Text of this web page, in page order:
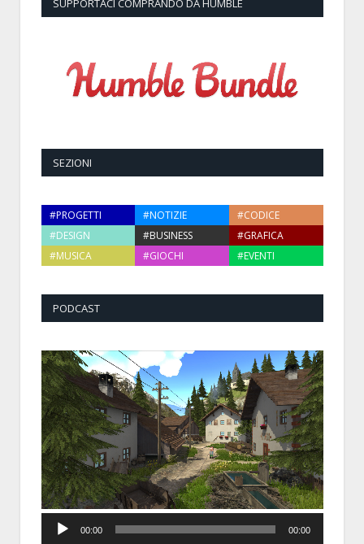
SUPPORTACI COMPRANDO DA HUMBLE
SEZIONI
#PROGETTI #NOTIZIE
#CODICE
#DESIGN
#BUSINESS
#GRAFICA
#MUSICA
#GIOCHI #EVENTI
PODCAST
Player
00:00 00:00